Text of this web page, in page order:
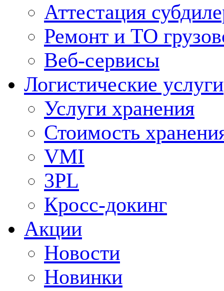
Аттестация
Ремонт и ТО
Веб-сервисы
Логистические услуги
Услуги хранения
Стоимость
VMI
3PL
Кросс-докинг
Акции
Новости
Новинки